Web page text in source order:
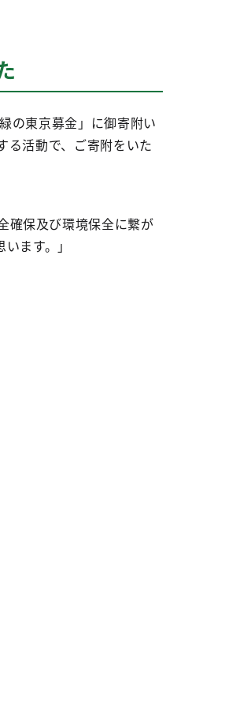
の東京募金」に御寄附い
る活動で、ご寄附をいた
確保及び環境保全に繋が
ます。」